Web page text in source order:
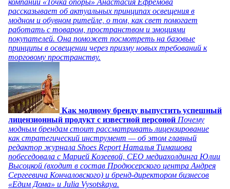
компании «Точка опоры» Анастасия Ефремова
рассказывает об актуальных принципах освещения в
модном и обувном ритейле, о том, как свет помогает
работать с товаром, пространством и эмоциями
покупателей. Она поможет посмотреть на базовые
принципы в освещении через призму новых требований к
торговому пространству.
Как модному бренду выпустить успешный
лицензионный продукт с известной персоной Почему
модным брендам стоит рассматривать лицензирование
как стратегический инструмент — об этом главный
редактор журнала Shoes Report Наталья Тимашова
побеседовала с Марией Козеевой, СЕО медиахолдинга Юлии
Высоцкой (входит в состав Продюсерского центра Андрея
Сергеевича Кончаловского) и бренд-директором бизнесов
«Едим Дома» и Julia Vysotskaya.